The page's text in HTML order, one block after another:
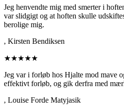
Jeg henvendte mig med smerter i
var slidgigt og at hoften skulle
berolige mig.
, Kirsten Bendiksen
★★★★★
Jeg var i forløb hos Hjalte mod mave
effektivt forløb, og gik derfra med
, Louise Forde Matyjasik